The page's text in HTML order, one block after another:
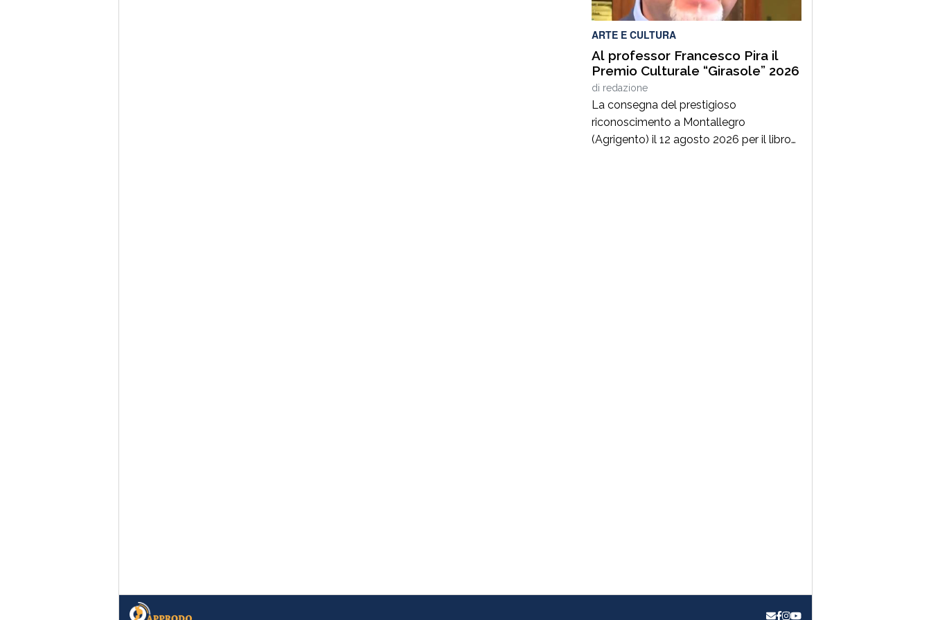
ARTE E CULTURA
Al professor Francesco Pira il
Premio Culturale “Girasole” 2026
di redazione
La consegna del prestigioso
riconoscimento a Montallegro
(Agrigento) il 12 agosto 2026 per il libro